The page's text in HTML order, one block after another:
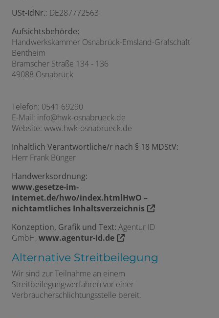
USt-IdNr.: DE287772563
Aufsichtsbehörde:
Handwerkskammer Osnabrück-Emsland-Grafschaft
Bentheim
Bramscher Straße 134 - 136
49088 Osnabrück
Telefon: 0541 69290
E-Mail: info@hwk-osnabrueck.de
Website: www.hwk-osnabrueck.de
Inhaltlich Verantwortliche/r nach § 18 MDStV:
Herr Frank Bünger
Handwerksordnung:
www.gesetze-im-
internet.de/hwo/index.htmlHwO –
nichtamtliches Inhaltsverzeichnis
Konzeption, Grafik und Text: Agentur ID
GmbH,www.agentur-id.de
Alternative Streitbeilegung
Wir sind zur Teilnahme an einem
Streitbeilegungsverfahren vor einer
Verbraucherschlichtungsstelle bereit.